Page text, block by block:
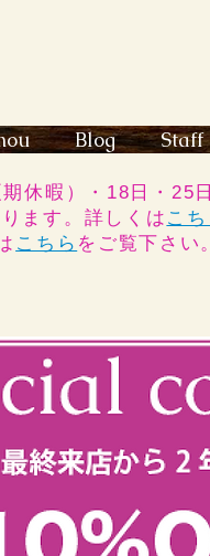
Blog Staff
休暇）・18日・25
ます。詳しくは こち
こちら をご覧下さい。